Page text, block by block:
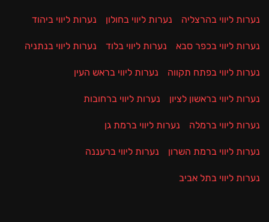
נערות ליווי בהרצליה נערות ליווי בחולון נערות ליווי ביהוד
נערות ליווי בכפר סבא נערות ליווי בלוד נערות ליווי בנתניה
נערות ליווי בפתח תקווה נערות ליווי בראש העין
נערות ליווי בראשון לציון נערות ליווי ברחובות
נערות ליווי ברמלה נערות ליווי ברמת גן
נערות ליווי ברמת השרון נערות ליווי ברעננה
נערות ליווי בתל אביב